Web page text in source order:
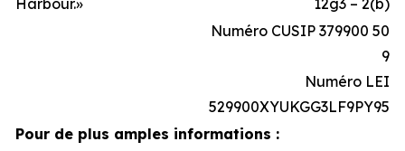
Harbour.»
12g3 – 2(b)
Numéro CUSIP 379900 50
9
Numéro LEI
529900XYUKGG3LF9PY95
Pour de plus amples informations :